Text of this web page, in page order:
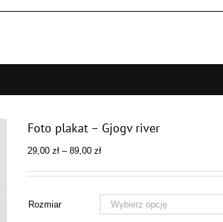
Foto plakat – Gjogv river
29,00 zł – 89,00 złZakres
od
89,00 zł
Rozmiar